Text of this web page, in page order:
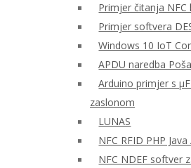
Primjer čitanja NFC
Primjer softvera
Windows 10 IoT
APDU naredba
Arduino primjer s
zaslonom
LUNAS
NFC RFID PHP
NFC NDEF softver